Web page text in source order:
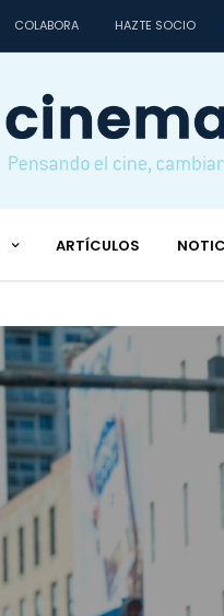
COLABORA HAZTE SOCIO
ARTÍCULOS